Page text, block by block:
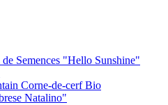
Semences "Hello Sunshine"
Corne-de-cerf Bio
Natalino"